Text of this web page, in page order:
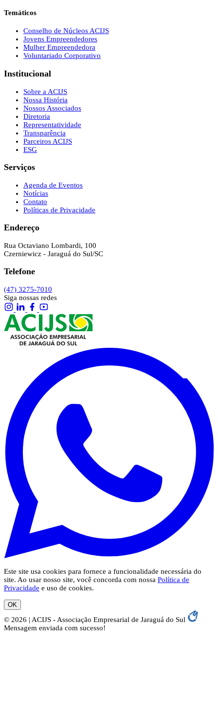
Temáticos
Conselho de Núcleos ACIJS
Jovens Empreendedores
Mulher Empreendedora
Voluntariado Corporativo
Institucional
Sobre a ACIJS
Nossa História
Nossos Associados
Diretoria
Representatividade
Transparência
Parceiros ACIJS
ESG
Serviços
Agenda de Eventos
Notícias
Contato
Políticas de Privacidade
Endereço
Rua Octaviano Lombardi, 100
Czerniewicz - Jaraguá do Sul/SC
Telefone
(47) 3275-7010
Siga nossas redes
Este site usa cookies para fornece a funcionalidade necessária do
site. Ao usar nosso site, você concorda com nossa Política de
Privacidade e uso de cookies.
OK
© 2026 | ACIJS - Associação Empresarial de Jaraguá do Sul
Mensagem enviada com sucesso!